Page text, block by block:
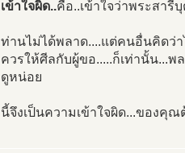
เข้าใจผิด..คือ..เข้าใจว่าพระสารี
ท่านไม่ได้พลาด....แต่คนอื่นคิดว่
ควรให้ศีลกับผู้ขอ.....ก็เท่านั้น...พ
ดูหน่อย
นี้จึงเป็นความเข้าใจผิด...ของคุ